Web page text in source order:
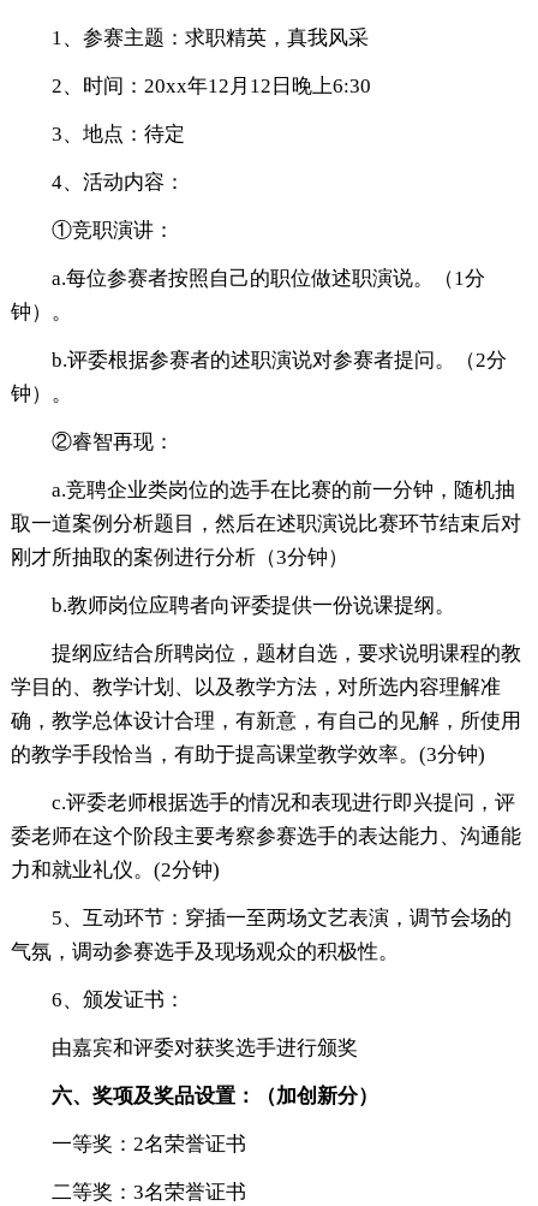
1、参赛主题：求职精英，真我风采
2、时间：20xx年12月12日晚上6:30
3、地点：待定
4、活动内容：
①竞职演讲：
a.每位参赛者按照自己的职位做述职演说。（1分
钟）。
b.评委根据参赛者的述职演说对参赛者提问。（2分
钟）。
②睿智再现：
a.竞聘企业类岗位的选手在比赛的前一分钟，随机抽
取一道案例分析题目，然后在述职演说比赛环节结束后对
刚才所抽取的案例进行分析（3分钟）
b.教师岗位应聘者向评委提供一份说课提纲。
提纲应结合所聘岗位，题材自选，要求说明课程的教
学目的、教学计划、以及教学方法，对所选内容理解准
确，教学总体设计合理，有新意，有自己的见解，所使用
的教学手段恰当，有助于提高课堂教学效率。(3分钟)
c.评委老师根据选手的情况和表现进行即兴提问，评
委老师在这个阶段主要考察参赛选手的表达能力、沟通能
力和就业礼仪。(2分钟)
5、互动环节：穿插一至两场文艺表演，调节会场的
气氛，调动参赛选手及现场观众的积极性。
6、颁发证书：
由嘉宾和评委对获奖选手进行颁奖
六、奖项及奖品设置：（加创新分）
一等奖：2名荣誉证书
二等奖：3名荣誉证书